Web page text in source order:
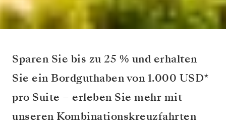
Sparen Sie bis zu 25 % und erhalten
Sie ein Bordguthaben von 1.000 USD*
pro Suite – erleben Sie mehr mit
unseren Kombinationskreuzfahrten